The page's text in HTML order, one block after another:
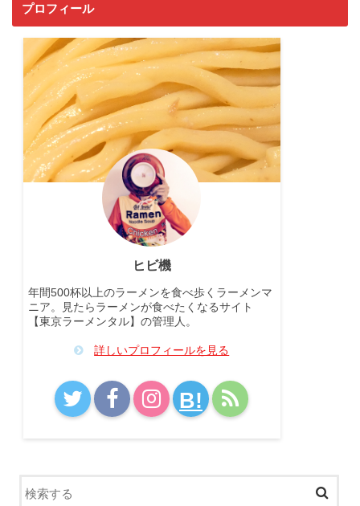
プロフィール
ヒビ機
年間500杯以上のラーメンを食べ歩くラーメンマ
ニア。見たらラーメンが食べたくなるサイト
【東京ラーメンタル】の管理人。
詳しいプロフィールを見る
B!